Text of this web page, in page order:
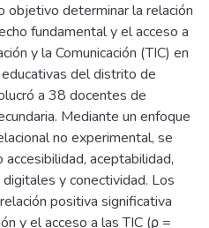
objetivo determinar la relación
fundamental y el acceso a
y la Comunicación (TIC) en
del distrito de
a 38 docentes de
Mediante un enfoque
no experimental, se
aceptabilidad,
y conectividad. Los
positiva significativa
y el acceso a las TIC (ρ =